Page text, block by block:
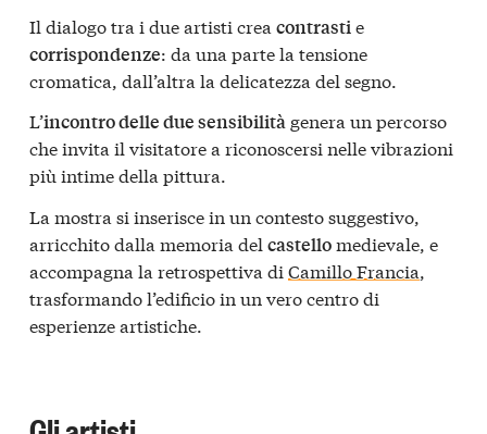
Il dialogo tra i due artisti crea contrastie
corrispondenze: da una parte la tensione
cromatica, dall’altra la delicatezza del segno.
L’incontro delle due sensibilità genera un percorso
che invita il visitatore a riconoscersi nelle vibrazioni
più intime della pittura.
La mostra si inserisce in un contesto suggestivo,
arricchito dalla memoria del castellomedievale, e
accompagna la retrospettiva di Camillo Francia,
trasformando l’edificio in un vero centro di
esperienze artistiche.